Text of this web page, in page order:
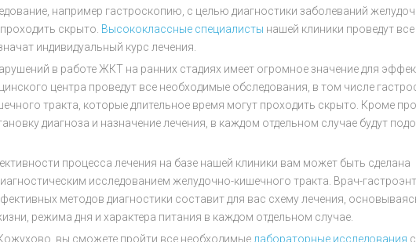
например гастроскопию, с целью диагностики заболеваний
скрыто. Высококлассные специалисты нашей клиники проведут
индивидуальный курс лечения.
в работе ЖКТ на ранних стадиях имеет огромное значение для
центра проведут все необходимые обследования, в том числе
тракта, которые длительное время могут проходить скрыто. Кроме
диагноза и назначение лечения, в каждом отдельном случае будут
процесса лечения на базе нашей клиники вам может быть сделана
исследованием желудочно-кишечного тракта. Врач-
методов диагностики составит для вас схему лечения,
режима дня и характера питания в каждом отдельном случае.
вы сможете пройти все необходимые лабораторные исследования